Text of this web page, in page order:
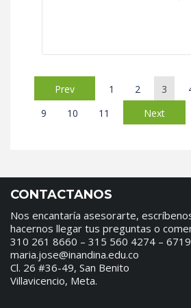
Prev 1 2 3
9
10 11 Next
CONTACTANOS
Nos encantaría asesorarte,
hacernos llegar tus preguntas o
310 261 8660 – 315 560 4274 –
maria.jose@inandina.edu.co
Cl. 26 #36-49, San Benito
Villavicencio, Meta.